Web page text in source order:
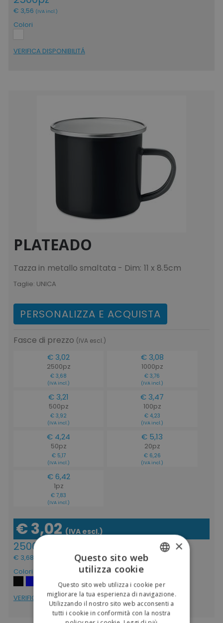
€ 3,56 (IVA incl.)
Colori
VERIFICA DISPONIBILITÁ
PLATEADO
Tazza in metallo smaltata - Dim: 11 x 8.5cm
Taglie: UNICA
PERSONALIZZA E ACQUISTA
Fasce di prezzo (IVA escl.)
€ 3,02
2500pz
€ 3,68
(IVA incl.)
€ 3,08
1000pz
€ 3,76
(IVA incl.)
€ 3,21
500pz
€ 3,92
(IVA incl.)
€ 3,47
100pz
€ 4,23
(IVA incl.)
€ 4,24
50pz
€ 5,17
(IVA incl.)
€ 5,13
20pz
€ 6,26
(IVA incl.)
€ 6,42
1pz
€ 7,83
(IVA incl.)
€ 3,02(IVA escl.)
2500pz
€ 3,68
Colori
VERIFICA DISPONIBILITÁ
ENGLISH
×
Questo sito web
utilizza cookie
Questo sito web utilizza i cookie per
migliorare la tua esperienza di navigazione.
Utilizzando il nostro sito web acconsenti a
tutti i cookie in conformità con la nostra